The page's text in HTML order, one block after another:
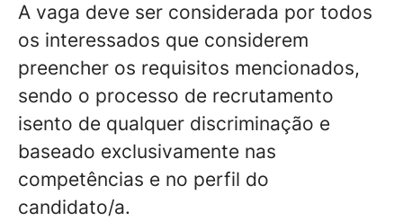
A vaga deve ser considerada por todos
os interessados que considerem
preencher os requisitos mencionados,
sendo o processo de recrutamento
isento de qualquer discriminação e
baseado exclusivamente nas
competências e no perfil do
candidato/a.